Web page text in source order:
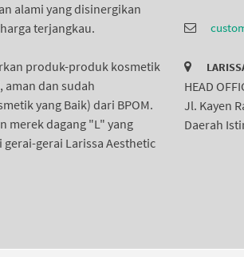
alami yang disinergikan
terjangkau.
produk-produk kosmetik
aman dan sudah
yang Baik) dari BPOM.
merek dagang "L" yang
gerai Larissa Aesthetic
HEAD
Jl. Kayen
Daerah